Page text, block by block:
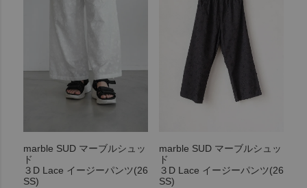
marble SUD マーブルシュッ
ド
３D Lace イージーパンツ(26
SS)
marble SUD マーブルシュッ
ド
３D Lace イージーパンツ(26
SS)